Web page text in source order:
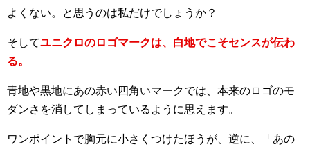
よくない。と思うのは私だけでしょうか？
そしてユニクロのロゴマークは、白地でこそセンスが伝わ
る。
青地や黒地にあの赤い四角いマークでは、本来のロゴのモ
ダンさを消してしまっているように思えます。
ワンポイントで胸元に小さくつけたほうが、逆に、「あの